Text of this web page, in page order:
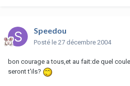
Speedou
Posté le 27 décembre 2004
bon courage a tous,et au fait:de quel
seront t'ils?